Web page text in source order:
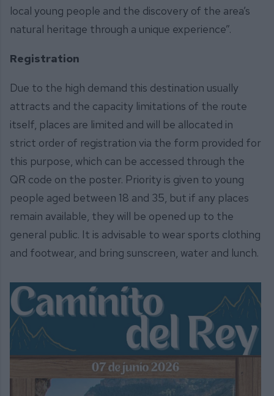
local young people and the discovery of the area’s
natural heritage through a unique experience”.
Registration
Due to the high demand this destination usually
attracts and the capacity limitations of the route
itself, places are limited and will be allocated in
strict order of registration via the form provided for
this purpose, which can be accessed through the
QR code on the poster. Priority is given to young
people aged between 18 and 35, but if any places
remain available, they will be opened up to the
general public. It is advisable to wear sports clothing
and footwear, and bring sunscreen, water and lunch.